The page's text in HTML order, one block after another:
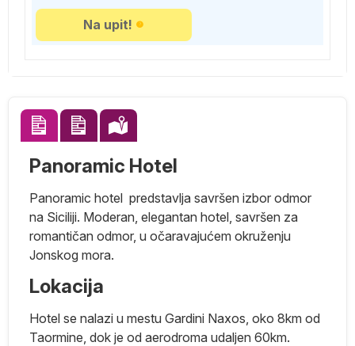
Na upit!
Panoramic Hotel
Panoramic hotel predstavlja savršen izbor odmor
na Siciliji. Moderan, elegantan hotel, savršen za
romantičan odmor, u očaravajućem okruženju
Jonskog mora.
Lokacija
Hotel se nalazi u mestu Gardini Naxos, oko 8km od
Taormine, dok je od aerodroma udaljen 60km.